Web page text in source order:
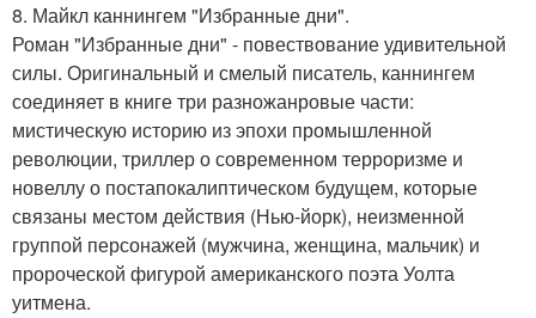
8. Майкл каннингем "Избранные дни".
Роман "Избранные дни" - повествование удивительной
силы. Оригинальный и смелый писатель, каннингем
соединяет в книге три разножанровые части:
мистическую историю из эпохи промышленной
революции, триллер о современном терроризме и
новеллу о постапокалиптическом будущем, которые
связаны местом действия (Нью-йорк), неизменной
группой персонажей (мужчина, женщина, мальчик) и
пророческой фигурой американского поэта Уолта
уитмена.